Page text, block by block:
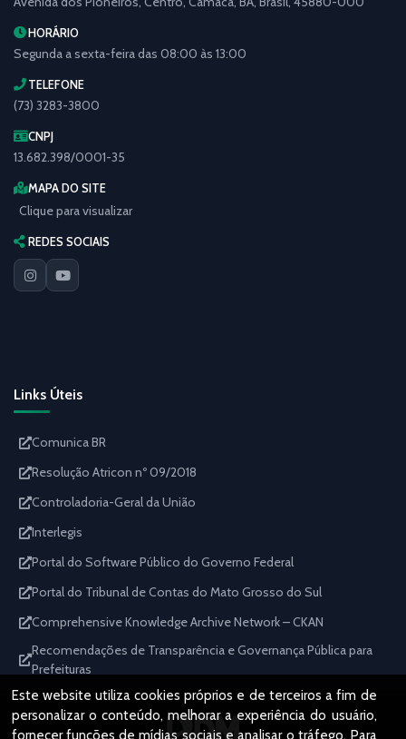
HORÁRIO
Segunda a sexta-feira das 08:00 às 13:00
TELEFONE
(73) 3283-3800
CNPJ
13.682.398/0001-35
MAPA DO SITE
Clique para visualizar
REDES SOCIAIS
Links Úteis
Comunica BR
Resolução Atricon nº 09/2018
Controladoria-Geral da União
Interlegis
Portal do Software Público do Governo Federal
Portal do Tribunal de Contas do Mato Grosso do Sul
Comprehensive Knowledge Archive Network – CKAN
Recomendações de Transparência e Governança Pública para
Prefeituras
Este website utiliza cookies próprios e de terceiros a fim de
personalizar o conteúdo, melhorar a experiência do usuário,
fornecer funções de mídias sociais e analisar o tráfego. Para